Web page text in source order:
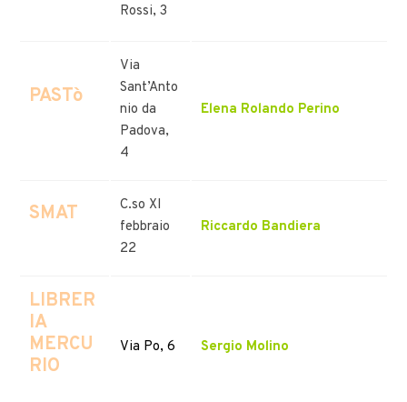
Rossi, 3
PASTò
Via
Sant’Anto
nio da
Padova,
4
Elena Rolando Perino
SMAT
C.so XI
febbraio
22
Riccardo Bandiera
LIBRER
IA
MERCU
RIO
Via Po, 6 Sergio Molino